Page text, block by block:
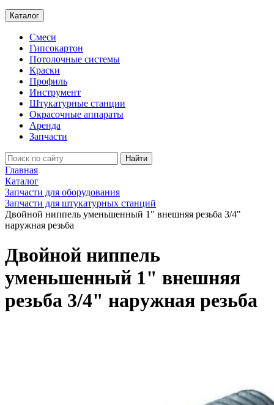
Каталог
Смеси
Гипсокартон
Потолочные системы
Краски
Профиль
Инструмент
Штукатурные станции
Окрасочные аппараты
Аренда
Запчасти
Найти
Главная
Каталог
Запчасти для оборудования
Запчасти для штукатурных станций
Двойной ниппель уменьшенный 1" внешняя резьба 3/4"
наружная резьба
Двойной ниппель
уменьшенный 1" внешняя
резьба 3/4" наружная резьба